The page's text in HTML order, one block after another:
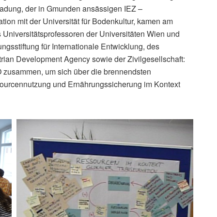
der in Gmunden ansässigen IEZ –
mit der Universität für Bodenkultur, kamen am
der Universitäten Wien und
für Internationale Entwicklung, des
Development Agency sowie der Zivilgesellschaft:
um sich über die brennendsten
und Ernährungssicherung im Kontext